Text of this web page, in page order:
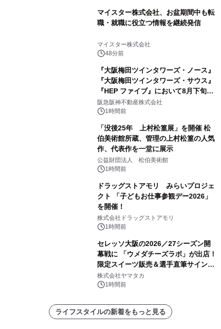
マイスター株式会社、お盆期間中も転
職・就職に役立つ情報を継続発信
マイスター株式会社
48分前
『大阪梅田ツインタワーズ・ノース』
『大阪梅田ツインタワーズ・サウス』
『HEP ファイブ』において8月下旬か
ら 「オフサイト型コーポレートPPA」
による 再生可能エネルギー電力の使用
阪急阪神不動産株式会社
1時間前
「没後25年 上村松篁展」を開催 松
伯美術館所蔵、管理の上村松篁の人気
作、代表作を一堂に展示
公益財団法人 松伯美術館
1時間前
ドラッグストアモリ みらいプロジェ
クト 「子どもお仕事参観デー2026」
を開催！
株式会社ドラッグストアモリ
1時間前
セレッソ大阪の2026／27シーズン開
幕戦に 「ウメダチーズラボ」が出店！
限定スイーツ販売＆選手直筆サイング
ッズが当たる抽選会を 8月8日に開催
株式会社ヤマタカ
1時間前
ライフスタイルの新着をもっと見る